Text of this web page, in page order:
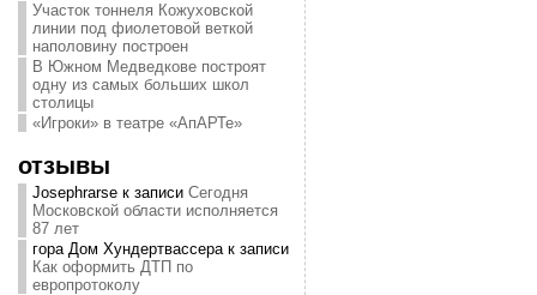
Участок тоннеля Кожуховской
линии под фиолетовой веткой
наполовину построен
В Южном Медведкове построят
одну из самых больших школ
столицы
«Игроки» в театре «АпАРТе»
отзывы
Josephrarseк записи Сегодня
Московской области исполняется
87 лет
гора Дом Хундертвассерак записи
Как оформить ДТП по
европротоколу